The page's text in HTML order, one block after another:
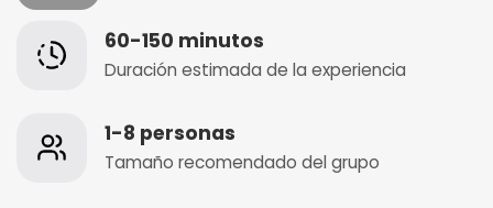
60-150 minutos
Duración estimada de la experiencia
1-8 personas
Tamaño recomendado del grupo